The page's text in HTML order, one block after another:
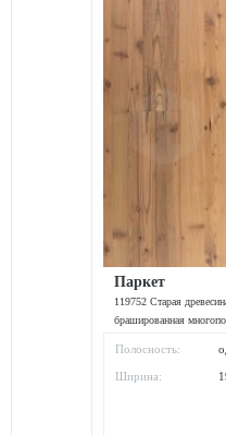
Паркет
119752 Старая
брашированная
Полосность:
Ширина: